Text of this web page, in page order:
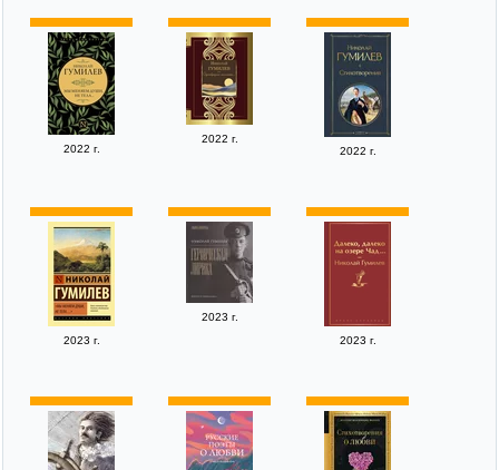
2022 г.
2022 г.
2022 г.
2023 г.
2023 г.
2023 г.